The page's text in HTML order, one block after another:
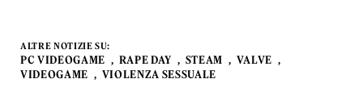
ALTRE NOTIZIE SU:
PC VIDEOGAME RAPE DAY STEAM
VALVE
VIDEOGAME
VIOLENZA SESSUALE